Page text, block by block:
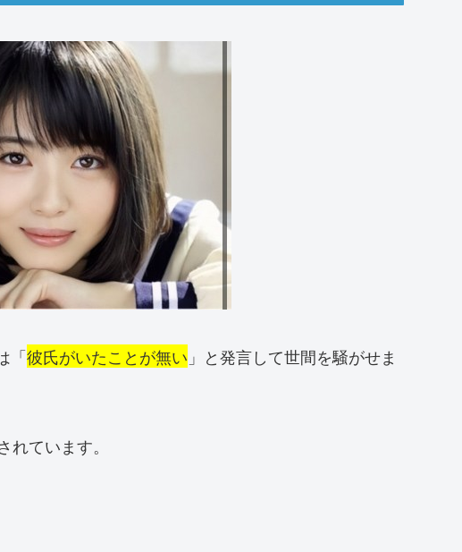
「彼氏がいたことが無い 」と発言して世間を騒がせま
れています。